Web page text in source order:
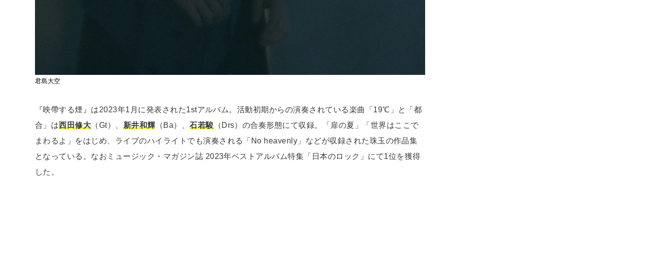
君島大空
『映帶する煙』は2023年1月に発表された1stアルバム。活動初期からの演奏されている楽曲「19℃」と「都
合」は西田修大 （Gt）、 新井和輝（Ba）、石若駿（Drs）の合奏形態にて収録。「扉の夏」「世界はここで
まわるよ」をはじめ、ライブのハイライトでも演奏される「No heavenly」などが収録された珠玉の作品集
となっている。なおミュージック・マガジン誌 2023年ベストアルバム特集「日本のロック」にて1位を獲得
した。